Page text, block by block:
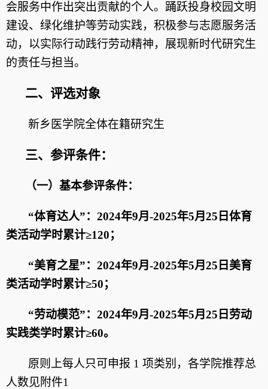
会服务中作出突出贡献的个人。踊跃投身校园文明
建设、绿化维护等劳动实践，积极参与志愿服务活
动，以实际行动践行劳动精神，展现新时代研究生
的责任与担当。
二、评选对象
新乡医学院全体在籍研究生
三、 参评条件：
（一）基本参评条件：
“体育达人”‌：2024年9月-2025年5月25日体育
类活动学时累计≥120；
“美育之星”‌：2024年9月-2025年5月25日美育
类活动学时累计≥50；
“劳动模范”‌：2024年9月-2025年5月25日劳动
实践类学时累计≥60。
原则上每人只可申报 1 项类别，各学院推荐总
人数见附件1